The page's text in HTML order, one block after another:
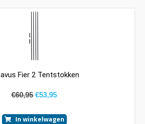
Fier 2 Tentstokken
€60,95 €53,95
In winkelwagen